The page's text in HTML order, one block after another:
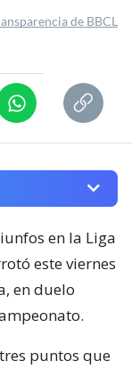
de BBCL
en la Liga
este viernes
en duelo
puntos que